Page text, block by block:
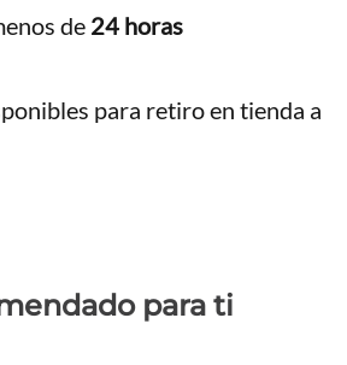
de 24 horas
para retiro en tienda a
para ti